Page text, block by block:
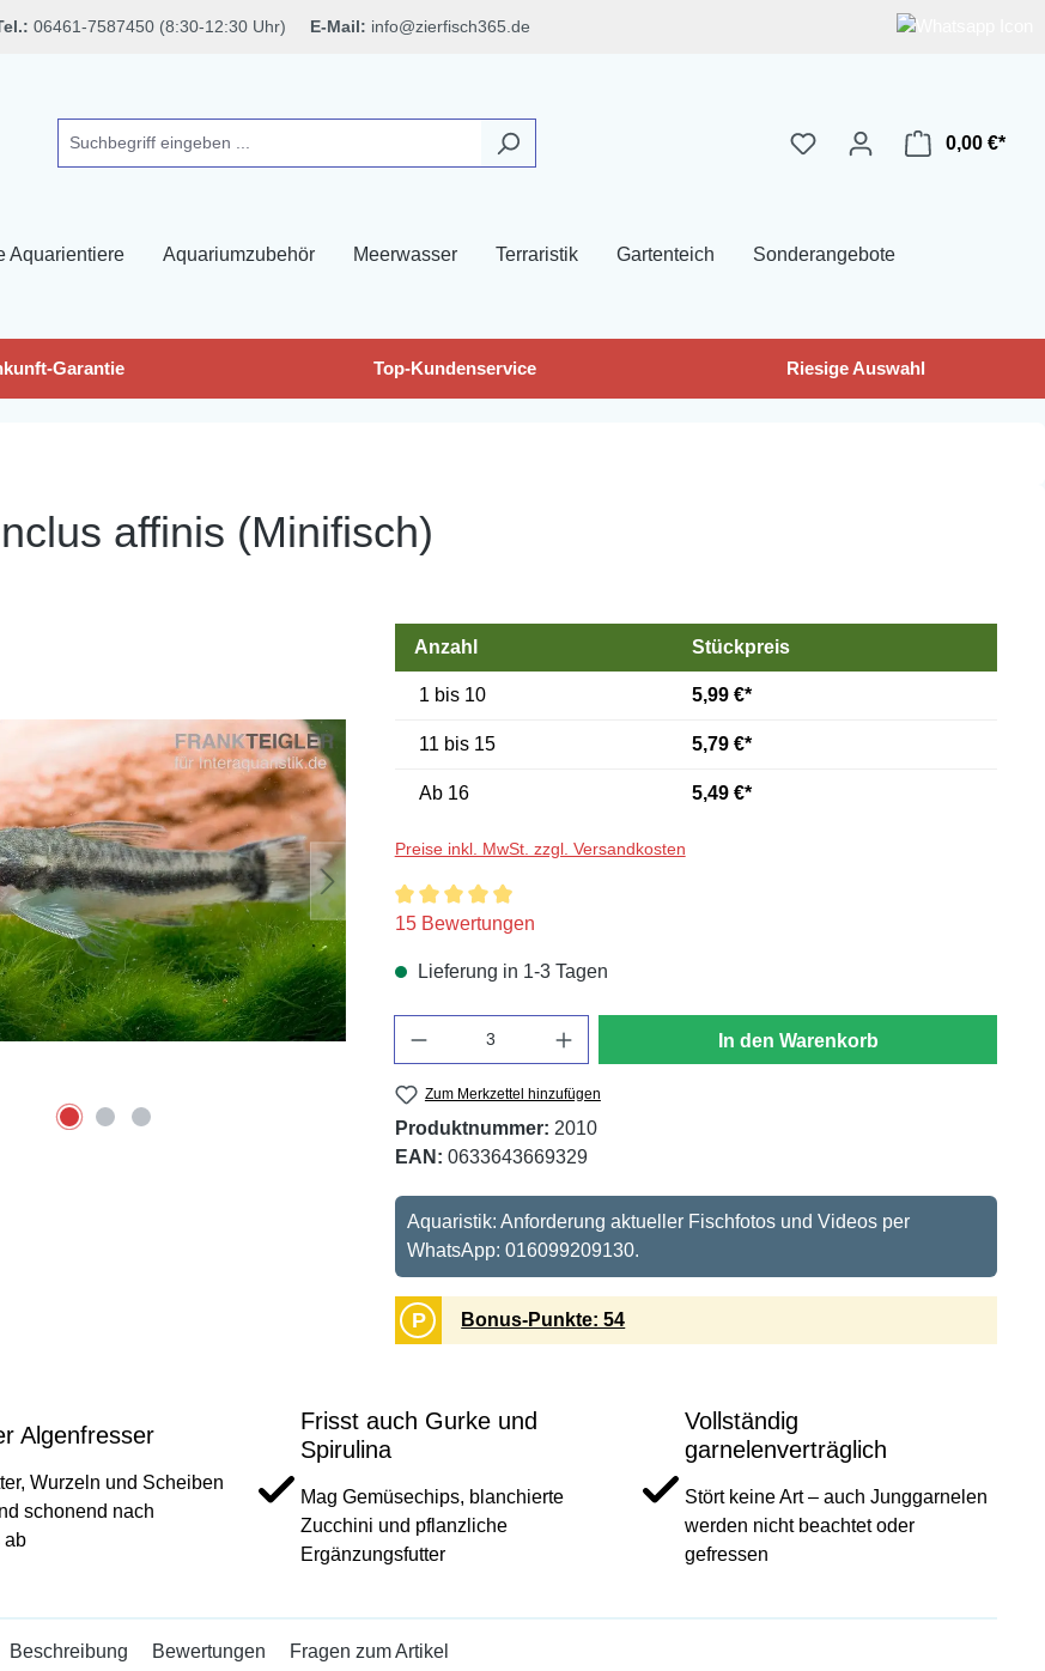
06461-7587450 (8:30-12:30 Uhr) E-Mail: info@zierfisch365.de
0,00 €*
Aquarientiere Aquariumzubehör Meerwasser Terraristik Gartenteich Sonderangebote
Garantie Top-Kundenservice Riesige Auswahl
affinis (Minifisch)
Anzahl Stückpreis
1 bis 10 5,99 €*
11 bis 15 5,79 €*
Ab 16 5,49 €*
Preise inkl. MwSt. zzgl. Versandkosten
Durchschnittliche Bewertung von 4.9 von 5 Sternen
15 Bewertungen
Lieferung in 1-3 Tagen
In den Warenkorb
Zum Merkzettel hinzufügen
Produktnummer: 2010
EAN: 0633643669329
Aquaristik: Anforderung aktueller Fischfotos und Videos per
WhatsApp: 016099209130.
P Bonus-Punkte: 54
Algenfresser
Wurzeln und Scheiben
schonend nach
ab
Frisst auch Gurke und
Spirulina
Mag Gemüsechips, blanchierte
Zucchini und pflanzliche
Ergänzungsfutter
Vollständig
garnelenverträglich
Stört keine Art – auch Junggarnelen
werden nicht beachtet oder
gefressen
Beschreibung Bewertungen Fragen zum Artikel